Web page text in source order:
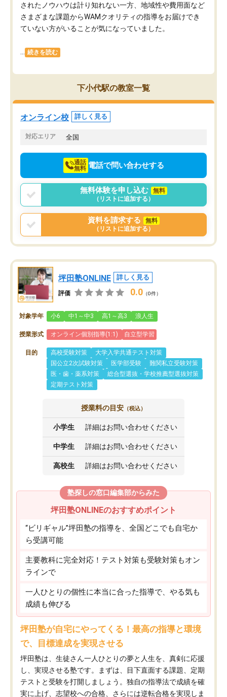
されたノウハウは計り知れない一方、地域性や費用面など
さまざまな課題からWAMクオリティの指導をお届けでき
ていない方がいることが気になっていました。
続きを読む
下小代駅の教室一覧
オンライン校 詳しく見る
対応エリア 全国
通話
無料 電話で問い合わせする
無料体験を申し込む
無料
（リストに追加する）
資料を請求する
無料
（リストに追加する）
坪田塾ONLINE 詳しく見る
評価 0.0 （0件）
対象学年 小6 中1～中3 高1～高3 浪人生
授業形式 オンライン個別指導(1:1) 自立型学習
目的 高校受験対策
大学入学共通テスト対策
国公立2次試験対策
医学部受験
難関私立受験対策
医・歯・薬系対策
総合型選抜・学校推薦型選抜対策
定期テスト対策
授業料の目安 （税込）
小学生 詳細はお問い合わせください
中学生 詳細はお問い合わせください
高校生 詳細はお問い合わせください
塾探しの窓口編集部からみた
坪田塾ONLINEのおすすめポイント
“ビリギャル”坪田塾の指導を、全国どこでも自宅か
ら受講可能
主要教科に完全対応！テスト対策も受験対策もオン
ラインで
一人ひとりの個性に本当に合った指導で、やる気も
成績も伸びる
坪田塾が自宅にやってくる！最高の指導と環境
で、目標達成を実現させる
坪田塾は、生徒さん一人ひとりの夢と人生を、真剣に応援
し、実現させる塾です。まずは、目下直面する課題、定期
テストと受験を打開しましょう。独自の指導法で成績を確
実に上げ、志望校への合格、さらには逆転合格を実現しま